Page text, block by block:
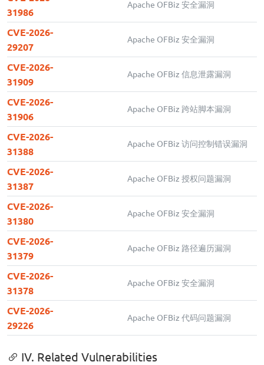
31986
Apache OFBiz 安全漏洞
CVE-2026-
29207
Apache OFBiz 安全漏洞
CVE-2026-
31909
Apache OFBiz 信息泄露漏洞
CVE-2026-
31906
Apache OFBiz 跨站脚本漏洞
CVE-2026-
31388
Apache OFBiz 访问控制错误漏洞
CVE-2026-
31387
Apache OFBiz 授权问题漏洞
CVE-2026-
31380
Apache OFBiz 安全漏洞
CVE-2026-
31379
Apache OFBiz 路径遍历漏洞
CVE-2026-
31378
Apache OFBiz 安全漏洞
CVE-2026-
29226
Apache OFBiz 代码问题漏洞
IV. Related Vulnerabilities